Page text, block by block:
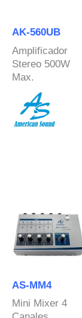
AK-560UB
Amplificador
Stereo 500W
Max.
AS-MM4
Mini Mixer 4